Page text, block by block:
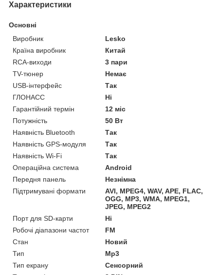
Характеристики
Основні
Виробник
Lesko
Країна виробник
Китай
RCA-виходи
3 пари
TV-тюнер
Немає
USB-інтерфейс
Так
ГЛОНАСС
Ні
Гарантійний термін
12 міс
Потужність
50 Вт
Наявність Bluetooth
Так
Наявність GPS-модуля
Так
Наявність Wi-Fi
Так
Операційна система
Android
Передня панель
Незнімна
Підтримувані формати
AVI, MPEG4, WAV, APE, FLAC,
OGG, MP3, WMA, MPEG1,
JPEG, MPEG2
Порт для SD-карти
Ні
Робочі діапазони частот
FM
Стан
Новий
Тип
Mp3
Тип екрану
Сенсорний